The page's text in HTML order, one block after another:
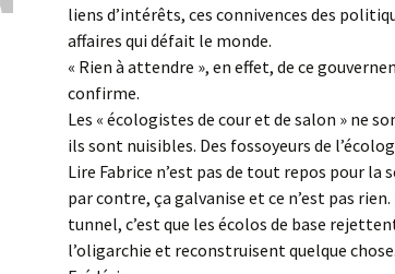
liens d’intérêts, ces connivences des
affaires qui défait le monde.
« Rien à attendre », en effet, de ce
confirme.
Les « écologistes de cour et de salon » ne
ils sont nuisibles. Des fossoyeurs de
Lire Fabrice n’est pas de tout repos pour la
par contre, ça galvanise et ce n’est pas rien.
tunnel, c’est que les écolos de base
l’oligarchie et reconstruisent quelque chose.